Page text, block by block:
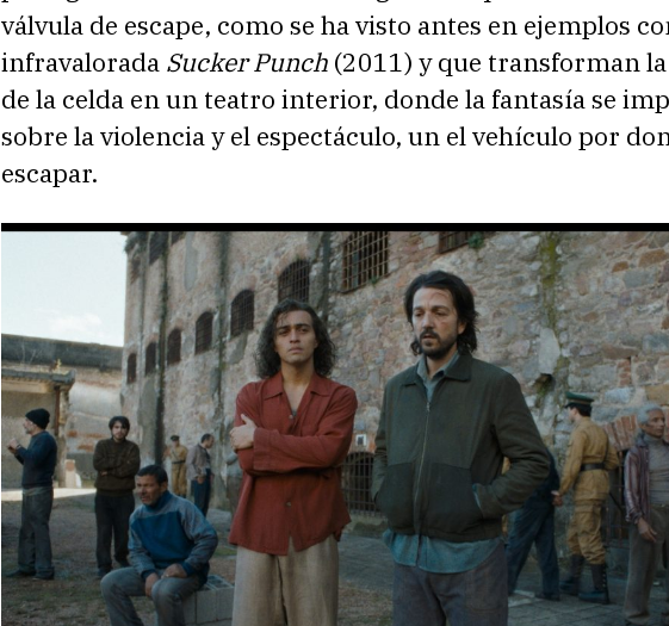
válvula de escape, como se ha visto antes en ejemplos
infravalorada Sucker Punch (2011) y que transforman
de la celda en un teatro interior, donde la fantasía se
sobre la violencia y el espectáculo, un el vehículo por
escapar.